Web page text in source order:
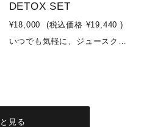
DETOX SET
¥18,000 (税込価格 ¥19,440 )
いつでも気軽に、ジュースクレンズにトライしてみませんか？健康維持の為に、必要な栄養素を摂取し、体内をデトックスしてあげましょう！こちらのセットは、ジュースクレンズ中は、オリジナルコールドプレスジュースを利用し、準備食や回復食では、オリジナルスープを活用したプログラムです。※準備食→ジュースクレンズ→回復食(合計：3DAYS)が可能な、女性におすすめの、ダイエット・デトックス効果に特化した内容のセットYES TOKYOでは、準備食・回復食期間に何を摂取して過ごして頂くかがとても重要と推進しており、効果にも大きく影響します。ジュースクレンズを検討中の方で、準備食・回復食期間中のお食事に関するお悩みが多いかと思いますが、こちらのセットで全てが解決！！そして、YES TOKYOオリジナルスープは、添加物不使用・動物性食品不使用でVEGAN対応のスープとなっており、スーパーフードを使用した栄養価が高く低カロリーなスープです。ジュースクレンズ後も身体の内側から温め、デトックス効果を高めてくれますので、安心してチャレンジして頂けます。3DAYS FASTING やり方準備食(1day)：オリジナルスープ5pcジュースクレンズ(1day)：オリジナルコールドプレスジュース10pc回復食(1day)：オリジナルスープ5pcオススメの飲む順番(オリジナルコールドプレスジュース)①Attractive woman②SUBLIME GREEN③LIQUID BEET④Brand New Day⑤LUSH LIFE⑥ZESTY⑦SUBLIME GREEN⑧LUSH LIFE⑨Attractive woman⑩LIQUID BEET※オリジナルスープはお好きな順番でお飲みください参考動画はこちらからチェック！▼【冷凍スープ・冷凍コールドプレスジュースでファスティング！】https://www.youtube.com/watch?v=4gthQIfA5O0【YES TOKYO オリジナルコールドプレスジュースとは...？】水・着色料・保存料などの添加物を一切使用せず、野菜・果物のみをコールドプレス製法でお搾りしたオリジナルジュースを、ご自宅でも気軽にお召し上がり頂けるように、冷凍してお届けします。【コールドプレス製法とは...？】コールドプレスとは熱を加えずに抽出する低温圧搾製法のことです。 そして、不溶性の食物繊維は除かれる為、胃腸への負担が少なく、吸収率も高まり栄養補給に優れています。様々なお野菜やフルーツを一度に効率よく摂取でき、お野菜不足の方はもちろん、お食事の代わりに置き換えるジュースクレンズ用として、お子様用ジュースとしてもオススメです。普段のお食事ではなかなか摂取しにくい栄養素も、YES TOKYOオリジナルコールドプレスジュースで取り入れ、食生活の見直しや健康や美容のサポートに繋げていきましょう！ こんな方にオススメ！・腸内環境を整えたい方・美肌づくり・ダイエットしたい方 セット内容◇オリジナルコールドプレスジュース◇■ZESTY(1pc)・リンゴ/パイナップル/ショウガ■LIQUID BEET(2pc)・ビーツ/リンゴ/ショウガ/レモン■LUSH LIFE(2pc)・リンゴ/小松菜/レモン■SUBLIME GREEN(2pc)・ケール/パイナップル/オレンジ/キュウリ/レモン■Brand New Day(1pc)・リンゴ/パイナップル/小松菜/レモン/チャコール(竹炭)■Attractive woman(2pc)・リンゴ/紫キャベツ/キャベツ/レモン◇オリジナルスープ◇■BEETS & EDAMAME SOUP -ビーツと枝豆の塩麹スープ-(2pc)・ビーツ/玉ねぎ/枝豆/塩麹/野菜スープ/(一部に大豆を含む)■QUINOA & HEMP OIL SOUP - キヌアとヘンプオイルのスープ -(2pc)・玉ねぎ/キヌア/ニンニク/ヘンプオイル/塩麹/野菜スープ■TOMATO & QUINOA SOUP - トマトとキヌアのスープ -(2pc)・ホールトマト/玉ねぎ/人参/キャベツ/マッシュルーム/キヌア/オリーブオイル/にんにく/ローリエ/塩麹■PUMPKIN & MISO SOUP - カボチャの味噌スープ -(2pc)・玉ねぎ/カボチャ/味噌/野菜スープ/(一部に大豆を含む)■MUSHROOM SOUP - マッシュルームのスープ -(2pc)・豆乳/玉ねぎ/マッシュルーム/オリーブオイル/ニンニク/食塩/胡椒(一部に大豆を含む) 内容量・オリジナルコールドプレスジュース：200ml×10pc・オリジナルスープ：180g×10pc
見る